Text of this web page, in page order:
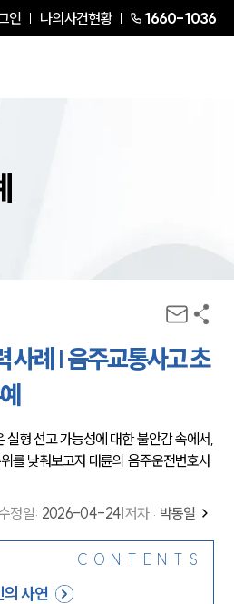
인 나의사건현황 1660-1036
사례 | 음주교통사고 초
형 선고 가능성에 대한 불안감 속에서,
를 낮춰보고자 대륜의 음주운전변호사
정일: 2026-04-24 저자 : 박동일
CONTENTS
사연